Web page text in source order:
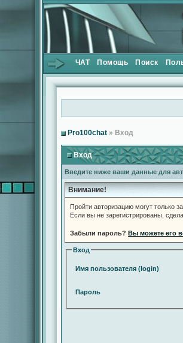
ЧАТ Помощь Поиск
Pro100chat » Вход
Вход
Введите ниже ваши данные для
Внимание!
Пройти авторизацию могут только
Если вы не зарегистрированы,
Забыли пароль? Вы можете его
Вход
Имя пользователя (login)
Пароль